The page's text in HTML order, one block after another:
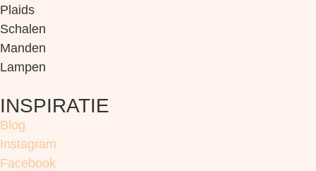
Plaids
Schalen
Manden
Lampen
INSPIRATIE
Blog
Instagram
Facebook